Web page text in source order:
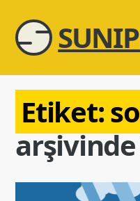
Etiket:
arşivinde